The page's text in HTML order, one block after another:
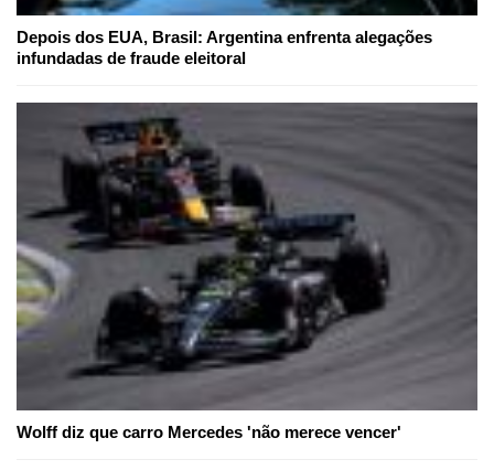
Depois dos EUA, Brasil: Argentina enfrenta alegações
infundadas de fraude eleitoral
Wolff diz que carro Mercedes 'não merece vencer'